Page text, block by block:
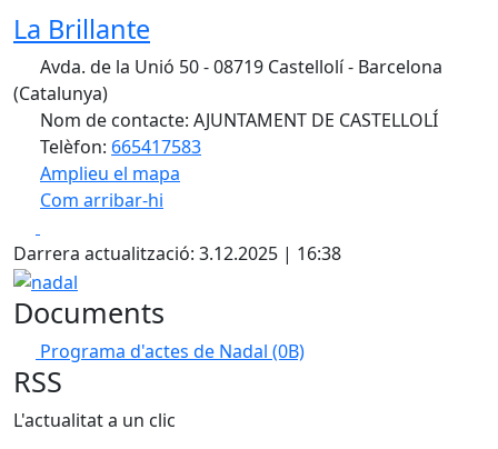
La Brillante
Avda. de la Unió 50 - 08719 Castellolí - Barcelona
(Catalunya)
Nom de contacte: AJUNTAMENT DE CASTELLOLÍ
Telèfon: 665417583
Amplieu el mapa
Com arribar-hi
+
−
Darrera actualització: 3.12.2025 | 16:38
nadal
Documents
Programa d'actes de Nadal (0B)
RSS
L'actualitat a un clic